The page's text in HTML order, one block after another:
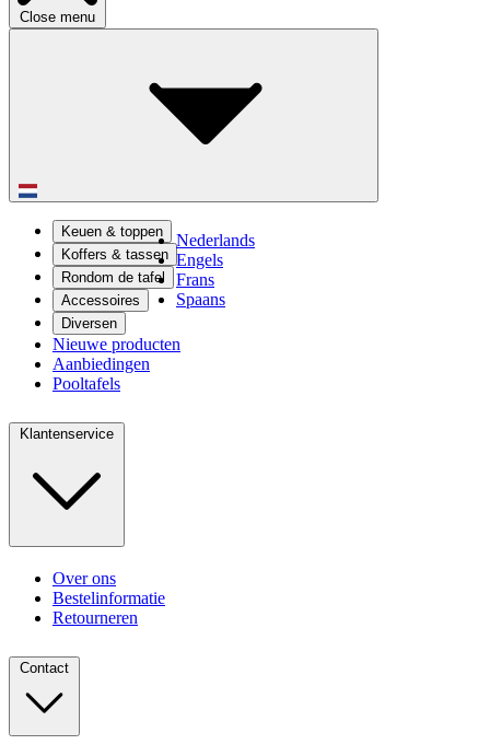
Close menu
Nederlands
Engels
Frans
Spaans
Keuen & toppen
Koffers & tassen
Rondom de tafel
Accessoires
Diversen
Nieuwe producten
Aanbiedingen
Pooltafels
Klantenservice
Over ons
Bestelinformatie
Retourneren
Contact